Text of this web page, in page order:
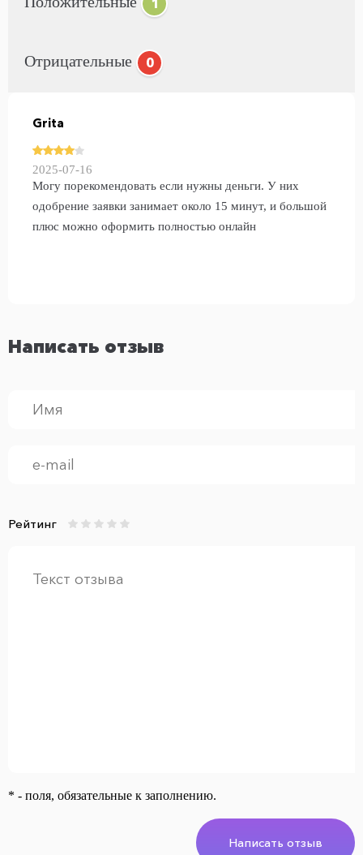
1
Отрицательные 0
Grita
2025-07-16
Могу порекомендовать если нужны деньги. У них
одобрение заявки занимает около 15 минут, и большой
плюс можно оформить полностью онлайн
Написать отзыв
Рейтинг
* - поля, обязательные к заполнению.
Написать отзыв